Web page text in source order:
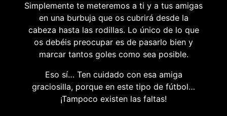
Simplemente te meteremos a ti y a tus amigas
en una burbuja que os cubrirá desde la
cabeza hasta las rodillas. Lo único de lo que
os debéis preocupar es de pasarlo bien y
marcar tantos goles como sea posible.
Eso sí… Ten cuidado con esa amiga
graciosilla, porque en este tipo de fútbol…
¡Tampoco existen las faltas!